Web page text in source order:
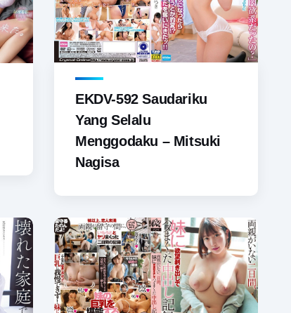
EKDV-592 Saudariku
Yang Selalu
Menggodaku – Mitsuki
Nagisa